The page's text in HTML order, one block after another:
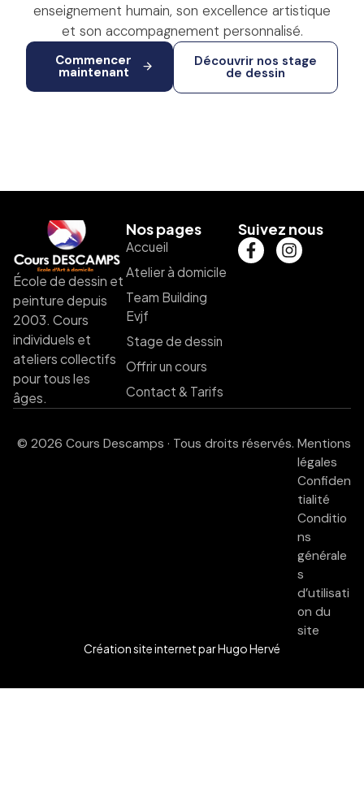
enseignement humain, son excellence artistique
et son accompagnement personnalisé.
Commencer
maintenant
Découvrir nos stage
de dessin
École de dessin et
peinture depuis
2003. Cours
individuels et
ateliers collectifs
pour tous les
âges.
Nos pages
Accueil
Atelier à domicile
Team Building
Evjf
Stage de dessin
Offrir un cours
Contact & Tarifs
Suivez nous
© 2026 Cours Descamps · Tous droits réservés. Mentions
légales
Confiden
tialité
Conditio
ns
générale
s
d’utilisati
on du
site
Création site internetpar Hugo Hervé